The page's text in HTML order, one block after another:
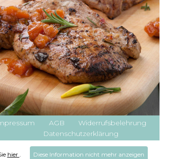
AGB
Widerrufsbelehrung
Datenschutzerklärung
hier . Diese Information nicht mehr anzeigen